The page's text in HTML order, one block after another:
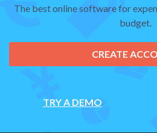
The best online software for
budget.
CREATE
TRY A DEMO